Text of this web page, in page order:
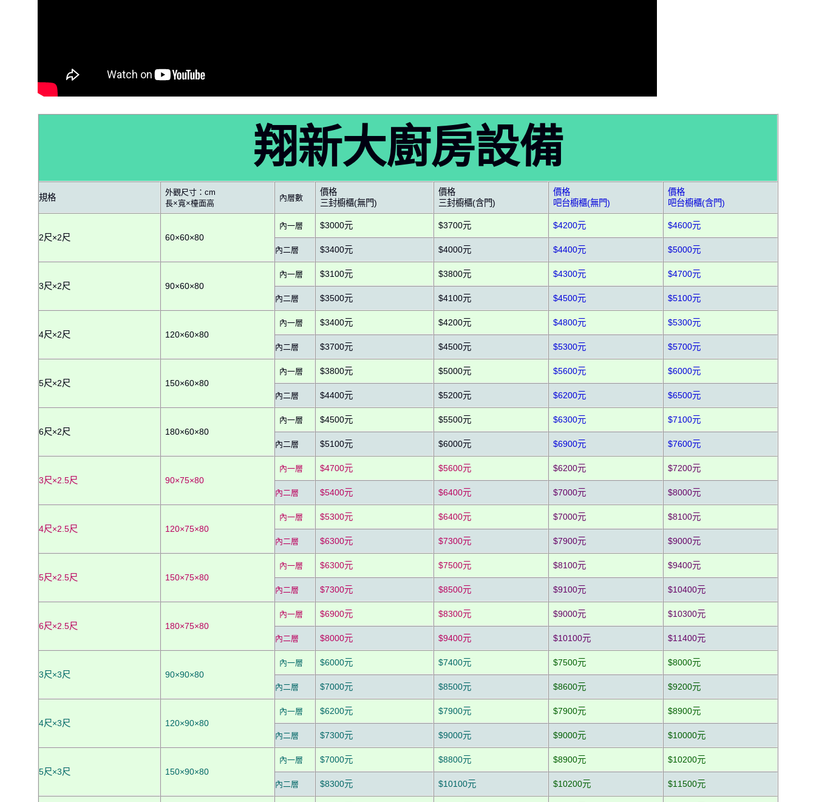
翔新大廚房設備
規格
外觀尺寸：cm
長×寬×檯面高
內層數
價格
三封櫥櫃(無門)
價格
三封櫥櫃(含門)
價格
吧台櫥櫃(無門)
價格
吧台櫥櫃(含門)
2尺×2尺 60×60×80
內一層 $3000元 $3700元 $4200元 $4600元
內二層 $3400元 $4000元 $4400元 $5000元
3尺×2尺 90×60×80
內一層 $3100元 $3800元 $4300元 $4700元
內二層 $3500元 $4100元 $4500元 $5100元
4尺×2尺 120×60×80
內一層 $3400元 $4200元 $4800元 $5300元
內二層 $3700元 $4500元 $5300元 $5700元
5尺×2尺 150×60×80
內一層 $3800元 $5000元 $5600元 $6000元
內二層 $4400元 $5200元 $6200元 $6500元
6尺×2尺 180×60×80
內一層 $4500元 $5500元 $6300元 $7100元
內二層 $5100元 $6000元 $6900元 $7600元
3尺×2.5尺 90×75×80
內一層 $4700元 $5600元 $6200元 $7200元
內二層 $5400元 $6400元 $7000元 $8000元
4尺×2.5尺 120×75×80
內一層 $5300元 $6400元 $7000元 $8100元
內二層 $6300元 $7300元 $7900元 $9000元
5尺×2.5尺 150×75×80
內一層 $6300元 $7500元 $8100元 $9400元
內二層 $7300元 $8500元 $9100元 $10400元
6尺×2.5尺 180×75×80
內一層 $6900元 $8300元 $9000元 $10300元
內二層 $8000元 $9400元 $10100元 $11400元
3尺×3尺 90×90×80
內一層 $6000元 $7400元 $7500元 $8000元
內二層 $7000元 $8500元 $8600元 $9200元
4尺×3尺 120×90×80
內一層 $6200元 $7900元 $7900元 $8900元
內二層 $7300元 $9000元 $9000元 $10000元
5尺×3尺 150×90×80
內一層 $7000元 $8800元 $8900元 $10200元
內二層 $8300元 $10100元 $10200元 $11500元